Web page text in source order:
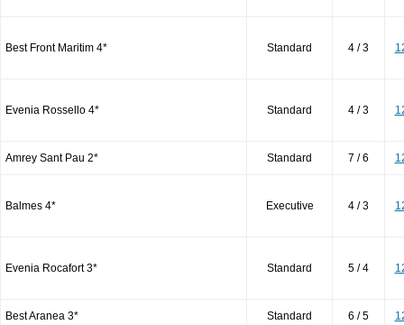
Best Front Maritim 4* Standard 4 / 3
Evenia Rossello 4* Standard 4 / 3
Amrey Sant Pau 2* Standard 7 / 6
Balmes 4* Executive 4 / 3
Evenia Rocafort 3* Standard 5 / 4
Best Aranea 3* Standard 6 / 5